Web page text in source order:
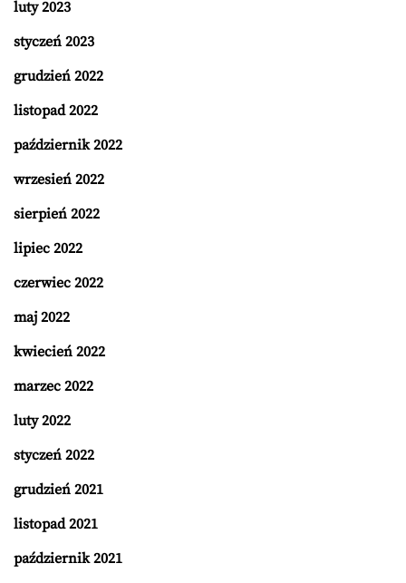
luty 2023
styczeń 2023
grudzień 2022
listopad 2022
październik 2022
wrzesień 2022
sierpień 2022
lipiec 2022
czerwiec 2022
maj 2022
kwiecień 2022
marzec 2022
luty 2022
styczeń 2022
grudzień 2021
listopad 2021
październik 2021